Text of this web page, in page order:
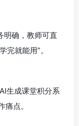
明确，教师可直
完就能用”。
生成课堂积分系
点。